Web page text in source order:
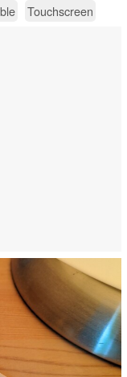
Touchscreen